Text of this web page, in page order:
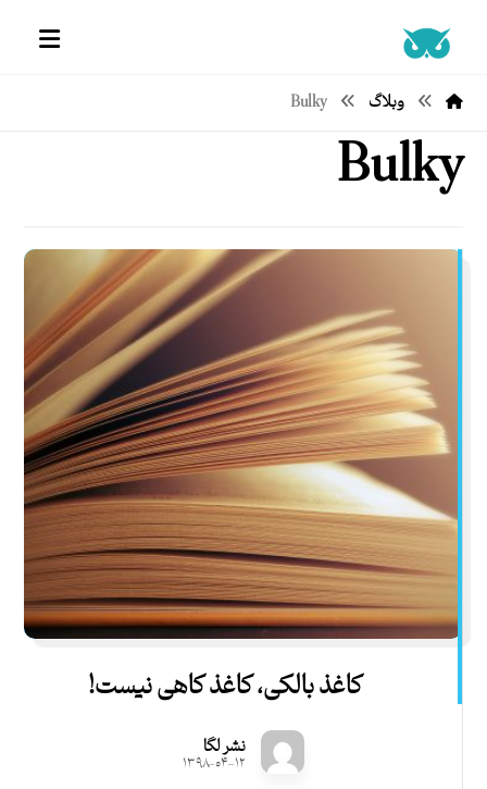
وبلاگ Bulky
Bulky
کاغذ بالکی، کاغذ کاهی نیست!
نشر لگا
۱۳۹۸-۰۴-۱۲